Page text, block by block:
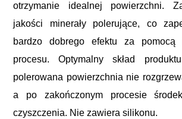
otrzymanie idealnej powierzchni.
jakości minerały polerujące, co
bardzo dobrego efektu za pomocą
procesu. Optymalny skład
polerowana powierzchnia nie
a po zakończonym procesie
czyszczenia. Nie zawiera silikonu.